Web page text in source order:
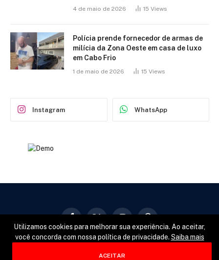
4 de maio de 2026 15 Views
Polícia prende fornecedor de armas de
milícia da Zona Oeste em casa de luxo
em Cabo Frio
1 de maio de 2026 15 Views
Instagram WhatsApp
(Twitter)
Utilizamos cookies para melhorar sua experiência. Ao aceitar,
você concorda com nossa política de privacidade. Saiba mais
ACEITAR